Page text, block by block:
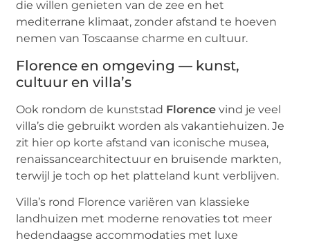
die willen genieten van de zee en het
mediterrane klimaat, zonder afstand te hoeven
nemen van Toscaanse charme en cultuur.
Florence en omgeving — kunst,
cultuur en villa’s
Ook rondom de kunststad Florence vind je veel
villa’s die gebruikt worden als vakantiehuizen. Je
zit hier op korte afstand van iconische musea,
renaissancearchitectuur en bruisende markten,
terwijl je toch op het platteland kunt verblijven.
Villa’s rond Florence variëren van klassieke
landhuizen met moderne renovaties tot meer
hedendaagse accommodaties met luxe